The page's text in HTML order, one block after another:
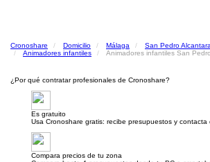
Cronoshare Domicilio Málaga
San Pedro
Animadores infantiles
Animadores infantiles San
¿Por qué contratar profesionales de Cronoshare?
Es gratuito
Usa Cronoshare gratis: recibe presupuestos y contacta
Compara precios de tu zona